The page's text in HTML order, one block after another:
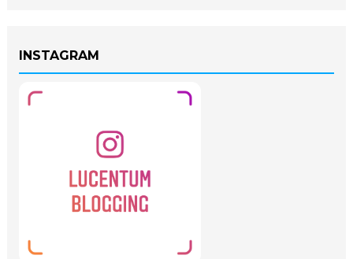
INSTAGRAM